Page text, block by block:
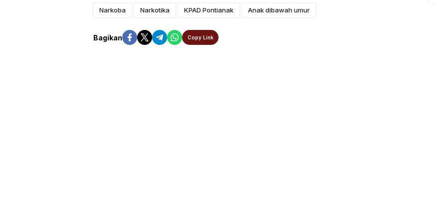
Narkoba Narkotika KPAD Pontianak Anak dibawah umur
Bagikan Copy Link